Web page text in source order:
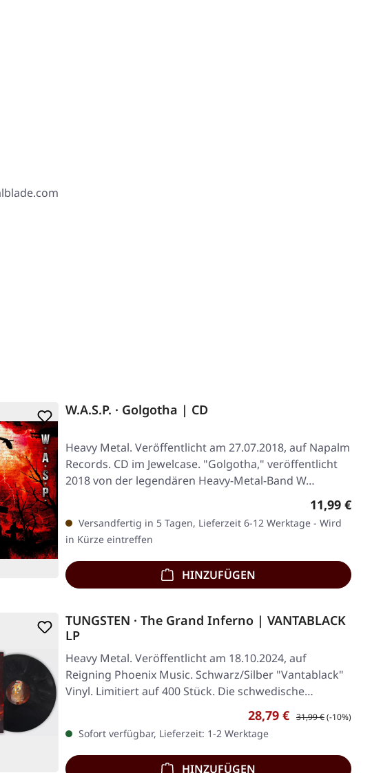
W.A.S.P. · Golgotha | CD
Heavy Metal. Veröffentlicht am 27.07.2018, auf Napalm
Records. CD im Jewelcase. "Golgotha," veröffentlicht
2018 von der legendären Heavy-Metal-Band W…
Regulärer
11,99 €
Versandfertig in 5 Tagen, Lieferzeit 6-12 Werktage - Wird
in Kürze eintreffen
HINZUFÜGEN
TUNGSTEN · The Grand Inferno | VANTABLACK
LP
Heavy Metal. Veröffentlicht am 18.10.2024, auf
Reigning Phoenix Music. Schwarz/Silber "Vantablack"
Vinyl. Limitiert auf 400 Stück. Die schwedische…
Verkaufspreis:
28,79 € Regulärer Preis:
31,99 €(-10%)
Sofort verfügbar, Lieferzeit: 1-2 Werktage
HINZUFÜGEN